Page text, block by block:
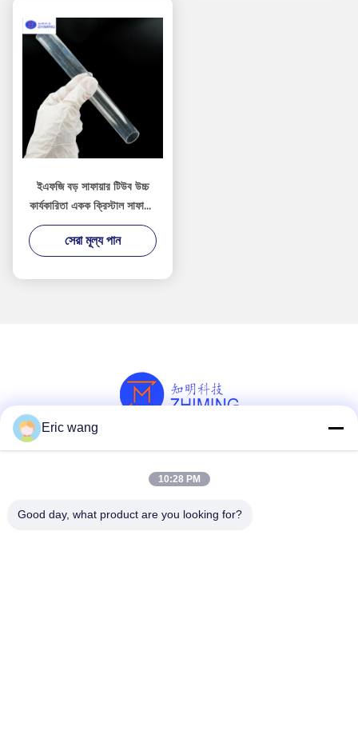
ইএফজি বড় সাফায়ার টিউব উচ্চ
কার্যকারিতা একক ক্রিস্টাল সাফায়ার
সাফায়ার টিউব থার্মোকপল সুরক্ষা
পোলিশ
সেরা মূল্য পান
Eric wang
10:28 PM
Good day, what product are you looking for?